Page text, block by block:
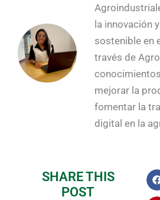
la innovación
sostenible en
través de
mejorar la
fomentar la
digital en la
SHARE THIS
POST